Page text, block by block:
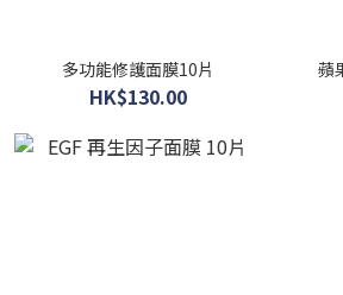
多功能修護面膜10片
HK$130.00
蘋